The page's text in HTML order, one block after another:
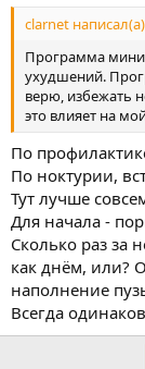
clarnet
Программа
ухудшений.
верю, избежать
это влияет на
По
По ноктурии,
Тут лучше
Для начала -
Сколько раз за
как днём, или?
наполнение
Всегда